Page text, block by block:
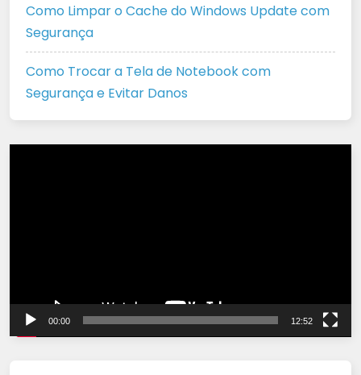
Como Limpar o Cache do Windows Update com
Segurança
Como Trocar a Tela de Notebook com
Segurança e Evitar Danos
00:00 12:52